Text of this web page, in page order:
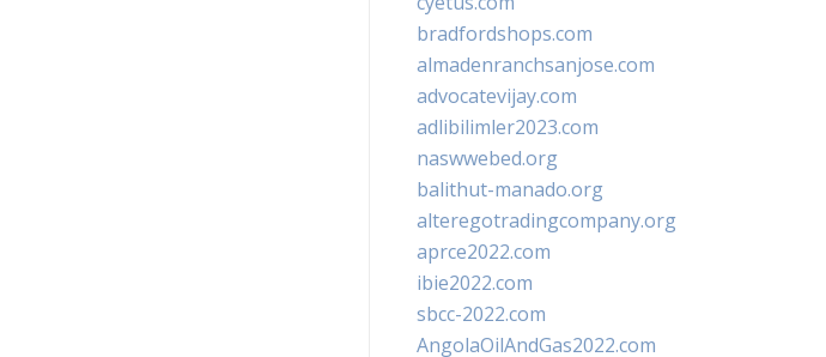
bradfordshops.com
almadenranchsanjose.com
advocatevijay.com
adlibilimler2023.com
naswwebed.org
balithut-manado.org
alteregotradingcompany.org
aprce2022.com
ibie2022.com
sbcc-2022.com
AngolaOilAndGas2022.com